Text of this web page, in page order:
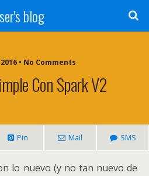
blog
• No Comments
Con Spark V2
Pin Mail SMS
lo nuevo (y no tan nuevo de